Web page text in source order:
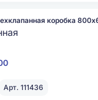
коробка
Арт. 111436